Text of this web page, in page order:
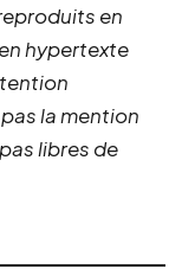
en
hypertexte
la mention
libres de